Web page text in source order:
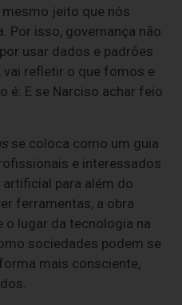
mesmo jeito que nós
Por isso, governança não
usar dados e padrões
refletir o que fomos e
é: E se Narciso achar feio
se coloca como um guia
e interessados
para além do
ferramentas, a obra
o lugar da tecnologia na
sociedades podem se
mais consciente,